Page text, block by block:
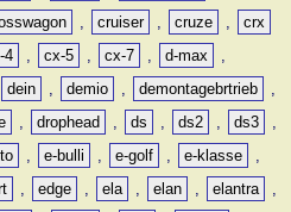
, cruiser , cruze ,
crx
4 , cx-5 , cx-7 , d-max
,
dein , demio , demontagebrtrieb
,
, drophead , ds , ds2 , ds3
,
, e-bulli , e-golf , e-klasse
,
, edge , ela , elan , elantra
,